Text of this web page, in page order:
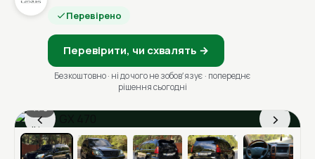
Перевірено
Перевірити, чи схвалять →
Безкоштовно · ні до чого не зобовʼязує · попереднє
рішення сьогодні
‹ ›
1 / 6
Ціна в місяць